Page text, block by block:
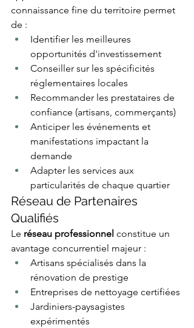
connaissance fine du territoire permet
de :
Identifier les meilleures
opportunités d'investissement
Conseiller sur les spécificités
réglementaires locales
Recommander les prestataires de
confiance (artisans, commerçants)
Anticiper les événements et
manifestations impactant la
demande
Adapter les services aux
particularités de chaque quartier
Réseau de Partenaires
Qualifiés
Le réseau professionnel constitue un
avantage concurrentiel majeur :
Artisans spécialisés dans la
rénovation de prestige
Entreprises de nettoyage certifiées
Jardiniers-paysagistes
expérimentés